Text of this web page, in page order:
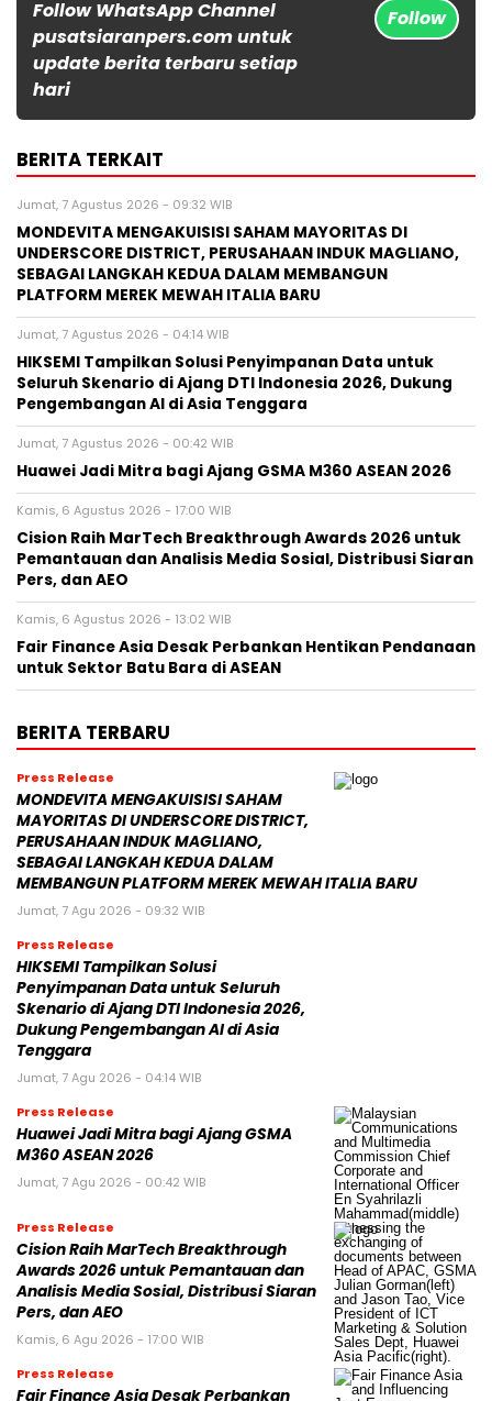
Follow WhatsApp Channel
pusatsiaranpers.com untuk
update berita terbaru setiap
hari
Follow
BERITA TERKAIT
Jumat, 7 Agustus 2026 - 09:32 WIB
MONDEVITA MENGAKUISISI SAHAM MAYORITAS DI
UNDERSCORE DISTRICT, PERUSAHAAN INDUK MAGLIANO,
SEBAGAI LANGKAH KEDUA DALAM MEMBANGUN
PLATFORM MEREK MEWAH ITALIA BARU
Jumat, 7 Agustus 2026 - 04:14 WIB
HIKSEMI Tampilkan Solusi Penyimpanan Data untuk
Seluruh Skenario di Ajang DTI Indonesia 2026, Dukung
Pengembangan AI di Asia Tenggara
Jumat, 7 Agustus 2026 - 00:42 WIB
Huawei Jadi Mitra bagi Ajang GSMA M360 ASEAN 2026
Kamis, 6 Agustus 2026 - 17:00 WIB
Cision Raih MarTech Breakthrough Awards 2026 untuk
Pemantauan dan Analisis Media Sosial, Distribusi Siaran
Pers, dan AEO
Kamis, 6 Agustus 2026 - 13:02 WIB
Fair Finance Asia Desak Perbankan Hentikan Pendanaan
untuk Sektor Batu Bara di ASEAN
BERITA TERBARU
Press Release
MONDEVITA MENGAKUISISI SAHAM
MAYORITAS DI UNDERSCORE DISTRICT,
PERUSAHAAN INDUK MAGLIANO,
SEBAGAI LANGKAH KEDUA DALAM
MEMBANGUN PLATFORM MEREK MEWAH ITALIA BARU
Jumat, 7 Agu 2026 - 09:32 WIB
Press Release
HIKSEMI Tampilkan Solusi
Penyimpanan Data untuk Seluruh
Skenario di Ajang DTI Indonesia 2026,
Dukung Pengembangan AI di Asia
Tenggara
Jumat, 7 Agu 2026 - 04:14 WIB
Press Release
Huawei Jadi Mitra bagi Ajang GSMA
M360 ASEAN 2026
Jumat, 7 Agu 2026 - 00:42 WIB
Press Release
Cision Raih MarTech Breakthrough
Awards 2026 untuk Pemantauan dan
Analisis Media Sosial, Distribusi Siaran
Pers, dan AEO
Kamis, 6 Agu 2026 - 17:00 WIB
Press Release
Fair Finance Asia Desak Perbankan